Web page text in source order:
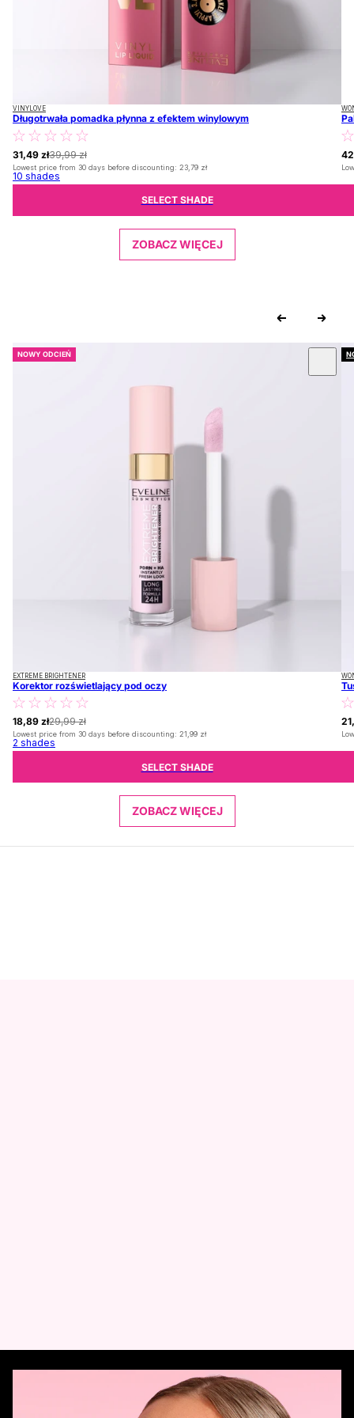
VINYLOVE
Długotrwała pomadka płynna z efektem winylowym
39,99 zł
31,49 zł
Lowest price from 30 days before discounting: 23,79 zł
10 shades
SELECT SHADE
ZOBACZ WIĘCEJ
NOWY ODCIEŃ
EXTREME BRIGHTENER
Korektor rozświetlający pod oczy
29,99 zł
18,89 zł
Lowest price from 30 days before discounting: 21,99 zł
2 shades
SELECT SHADE
ZOBACZ WIĘCEJ